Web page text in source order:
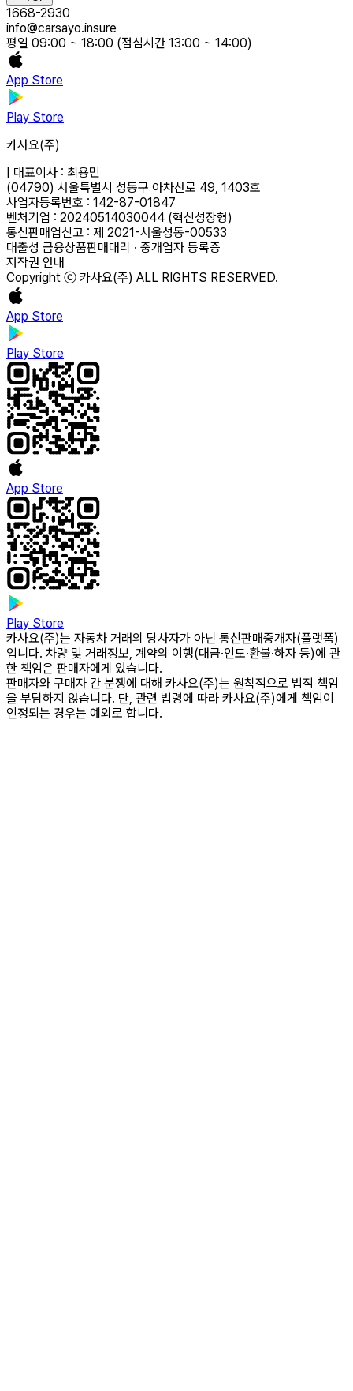
1668-2930
info@carsayo.insure
평일 09:00 ~ 18:00 (점심시간 13:00 ~ 14:00)
App Store
Play Store
카사요(주)
대표이사 : 최용민
(04790) 서울특별시 성동구 아차산로 49, 1403호
사업자등록번호 : 142-87-01847
벤처기업 : 20240514030044 (혁신성장형)
통신판매업신고 : 제 2021-서울성동-00533
대출성 금융상품판매대리 · 중개업자 등록증
저작권 안내
Copyright ⓒ 카사요(주) ALL RIGHTS RESERVED.
App Store
Play Store
App Store
Play Store
카사요(주)는 자동차 거래의 당사자가 아닌 통신판매중개자(플랫폼)
입니다. 차량 및 거래정보, 계약의 이행(대금·인도·환불·하자 등)에 관
한 책임은 판매자에게 있습니다.
판매자와 구매자 간 분쟁에 대해 카사요(주)는 원칙적으로 법적 책임
을 부담하지 않습니다. 단, 관련 법령에 따라 카사요(주)에게 책임이
인정되는 경우는 예외로 합니다.